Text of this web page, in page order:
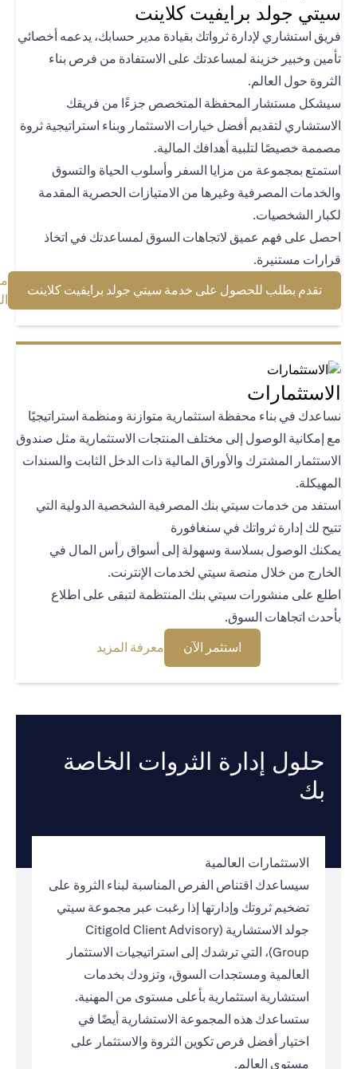
جولد برايفيت كلاينت
استشاري لإدارة ثرواتك بقيادة مدير حسابك، يدعمه أخصائي
وخبير خزينة لمساعدتك على الاستفادة من فرص بناء
حول العالم.
مستشار المحفظة المتخصص جزءًا من فريقك
لتقديم أفضل خيارات الاستثمار وبناء استراتيجية ثروة
خصيصًا لتلبية أهدافك المالية.
بمجموعة من مزايا السفر وأسلوب الحياة والتسوق
المصرفية وغيرها من الامتيازات الحصرية المقدمة
الشخصيات.
على فهم عميق لاتجاهات السوق لمساعدتك في اتخاذ
مستنيرة.
تقدم بطلب للحصول على خدمة سيتي جولد برايفيت كلاينتnew tab
معرفة
المزيد
في بناء محفظة استثمارية متوازنة ومنظمة استراتيجيًا
إمكانية الوصول إلى مختلف المنتجات الاستثمارية مثل صندوق
المشترك والأوراق المالية ذات الدخل الثابت والسندات
من خدمات سيتي بنك المصرفية الشخصية الدولية التي
لك إدارة ثرواتك في سنغافورة
الوصول بسلاسة وسهولة إلى أسواق رأس المال في
من خلال منصة سيتي لخدمات الإنترنت.
على منشورات سيتي بنك المنتظمة لتبقى على اطلاع
اتجاهات السوق.
استثمر الآنopens in a new tab
معرفة المزيدopens in a new tab
حلول إدارة الثروات الخاصة
الاستثمارات العالمية
سيساعدك اقتناص الفرص المناسبة لبناء الثروة على
تضخيم ثروتك وإدارتها إذا رغبت عبر مجموعة سيتي
جولد الاستشارية (Citigold Client Advisory
Group)، التي ترشدك إلى استراتيجيات الاستثمار
العالمية ومستجدات السوق، وتزودك بخدمات
استشارية استثمارية بأعلى مستوى من المهنية.
ستساعدك هذه المجموعة الاستشارية أيضًا في
اختيار أفضل فرص تكوين الثروة والاستثمار على
مستوى العالم.